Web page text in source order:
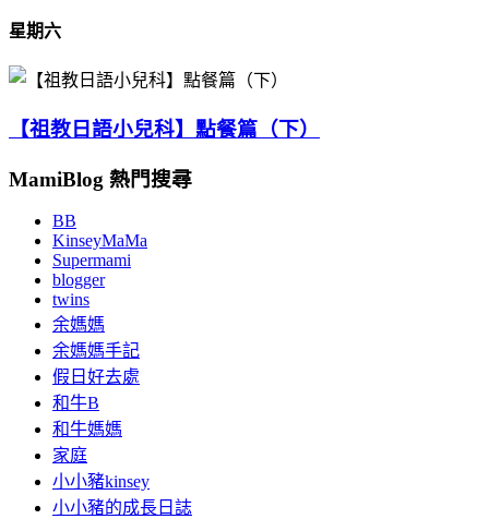
星期六
【祖教日語小兒科】點餐篇（下）
MamiBlog 熱門搜尋
BB
KinseyMaMa
Supermami
blogger
twins
余媽媽
余媽媽手記
假日好去處
和牛B
和牛媽媽
家庭
小小豬kinsey
小小豬的成長日誌